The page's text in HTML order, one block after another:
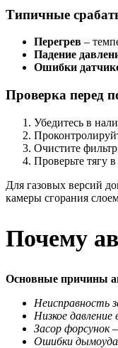
Типичные
Перегрев –
Падение
Ошибки
Проверка перед
Убедитесь в
Очистите
Проверьте тягу
Для газовых версий
камеры сгорания
Почему
Основные причины
Неисправность
Низкое
Засор форсунок–
Ошибки